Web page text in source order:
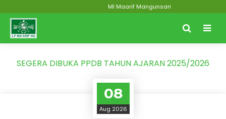
MI Maarif Mangunsari
SEGERA DIBUKA PPDB TAHUN AJARAN 2025/2026
08
Aug 2026